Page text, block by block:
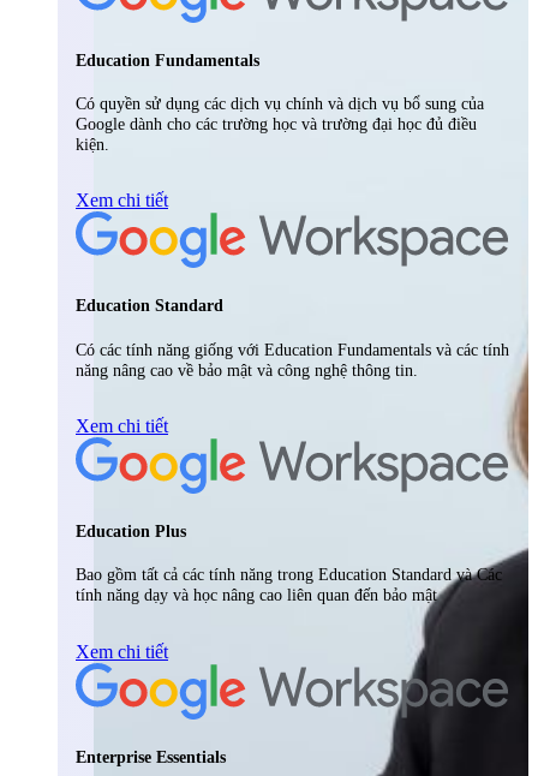
Education Fundamentals
Có quyền sử dụng các dịch vụ chính và dịch vụ bổ sung của
Google dành cho các trường học và trường đại học đủ điều
kiện.
Xem chi tiết
Education Standard
Có các tính năng giống với Education Fundamentals và các tính
năng nâng cao về bảo mật và công nghệ thông tin.
Xem chi tiết
Education Plus
Bao gồm tất cả các tính năng trong Education Standard và Các
tính năng dạy và học nâng cao liên quan đến bảo mật
Xem chi tiết
Enterprise Essentials